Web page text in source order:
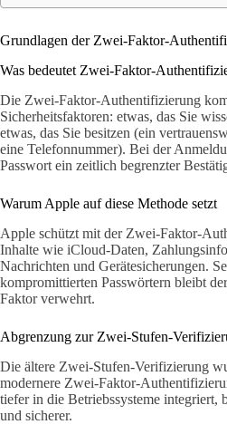
Grundlagen der Zwei-Faktor-
Was bedeutet Zwei-Faktor-
Die Zwei-Faktor-Authentifizierung
Sicherheitsfaktoren: etwas, das Sie
etwas, das Sie besitzen (ein
eine Telefonnummer). Bei der
Passwort ein zeitlich begrenzter
Warum Apple auf diese Methode setzt
Apple schützt mit der Zwei-Faktor-
Inhalte wie iCloud-Daten,
Nachrichten und Gerätesicherungen.
kompromittierten Passwörtern bleibt
Faktor verwehrt.
Abgrenzung zur Zwei-Stufen-
Die ältere Zwei-Stufen-Verifizierung
modernere Zwei-Faktor-
tiefer in die Betriebssysteme integriert,
und sicherer.